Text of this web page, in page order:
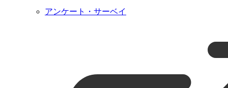
アンケート・サーベイ